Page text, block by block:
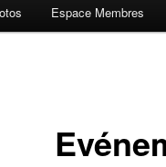
Espace Membres